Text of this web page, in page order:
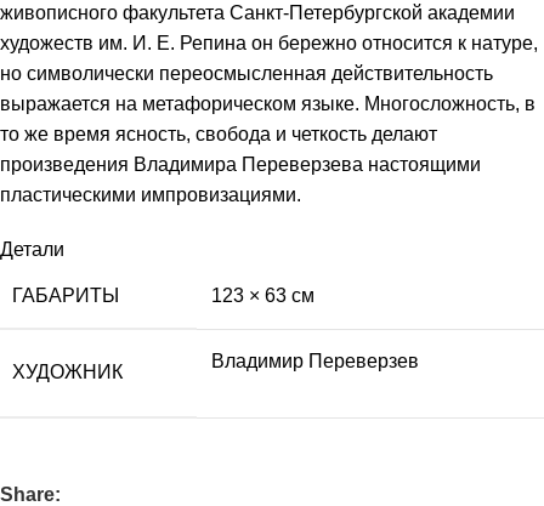
живописного факультета Санкт-Петербургской академии
художеств им. И. Е. Репина он бережно относится к натуре,
но символически переосмысленная действительность
выражается на метафорическом языке. Многосложность, в
то же время ясность, свобода и четкость делают
произведения Владимира Переверзева настоящими
пластическими импровизациями.
Детали
ГАБАРИТЫ 123 × 63 см
ХУДОЖНИК
Владимир Переверзев
Share: